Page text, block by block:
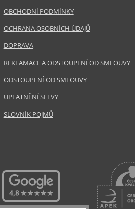
OBCHODNÍ PODMÍNKY
OCHRANA OSOBNÍCH ÚDAJŮ
DOPRAVA
REKLAMACE A ODSTOUPENÍ OD SMLOUVY
ODSTOUPENÍ OD SMLOUVY
UPLATNĚNÍ SLEVY
SLOVNÍK POJMŮ